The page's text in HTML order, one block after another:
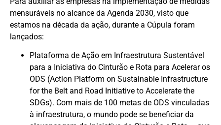
mensuráveis no alcance da Agenda 2030, visto que
estamos na década da ação, durante a Cúpula foram
lançados:
Plataforma de Ação em Infraestrutura Sustentável
para a Iniciativa do Cinturão e Rota para Acelerar os
ODS (Action Platform on Sustainable Infrastructure
for the Belt and Road Initiative to Accelerate the
SDGs). Com mais de 100 metas de ODS vinculadas
à infraestrutura, o mundo pode se beneficiar da